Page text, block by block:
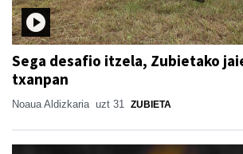
Sega desafio itzela, Zubietako
txanpan
Noaua Aldizkaria uzt 31 ZUBIETA